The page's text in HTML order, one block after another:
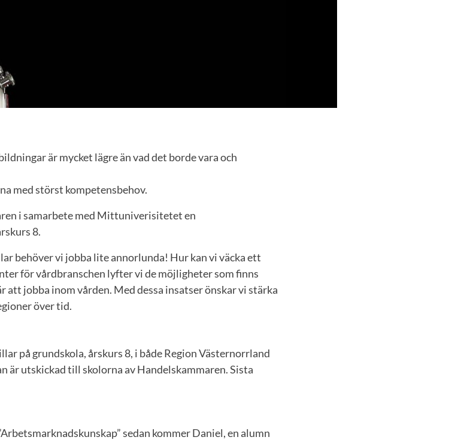
är mycket lägre än vad det borde vara och
med störst kompetensbehov.
i samarbete med Mittuniverisitetet en
8.
behöver vi jobba lite annorlunda! Hur kan vi väcka ett
för vårdbranschen lyfter vi de möjligheter som finns
att jobba inom vården. Med dessa insatser önskar vi stärka
över tid.
på grundskola, årskurs 8, i både Region Västernorrland
är utskickad till skolorna av Handelskammaren. Sista
sedan kommer Daniel, en alumn